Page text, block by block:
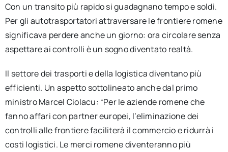
Con un transito più rapido si guadagnano tempo e soldi.
Per gli autotrasportatori attraversare le frontiere romene
significava perdere anche un giorno: ora circolare senza
aspettare ai controlli è un sogno diventato realtà.
Il settore dei trasporti e della logistica diventano più
efficienti. Un aspetto sottolineato anche dal primo
ministro Marcel Ciolacu: “Per le aziende romene che
fanno affari con partner europei, l’eliminazione dei
controlli alle frontiere faciliterà il commercio e ridurrà i
costi logistici. Le merci romene diventeranno più